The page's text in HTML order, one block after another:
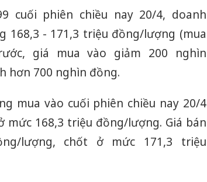
cuối phiên chiều nay 20/4, doanh
168,3 - 171,3 triệu đồng/lượng (mua
giá mua vào giảm 200 nghìn
hơn 700 nghìn đồng.
mua vào cuối phiên chiều nay 20/4
168,3 triệu đồng/lượng. Giá bán
lượng, chốt ở mức 171,3 triệu